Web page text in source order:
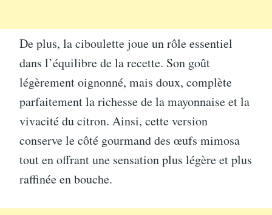
De plus, la ciboulette joue un rôle essentiel
dans l’équilibre de la recette. Son goût
légèrement oignonné, mais doux, complète
parfaitement la richesse de la mayonnaise et la
vivacité du citron. Ainsi, cette version
conserve le côté gourmand des œufs mimosa
tout en offrant une sensation plus légère et plus
raffinée en bouche.